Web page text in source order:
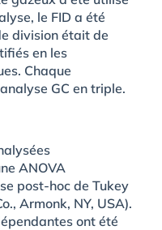
le FID a été
division était de
en les
Chaque
GC en triple.
ANOVA
post-hoc de Tukey
Armonk, NY, USA).
ont été